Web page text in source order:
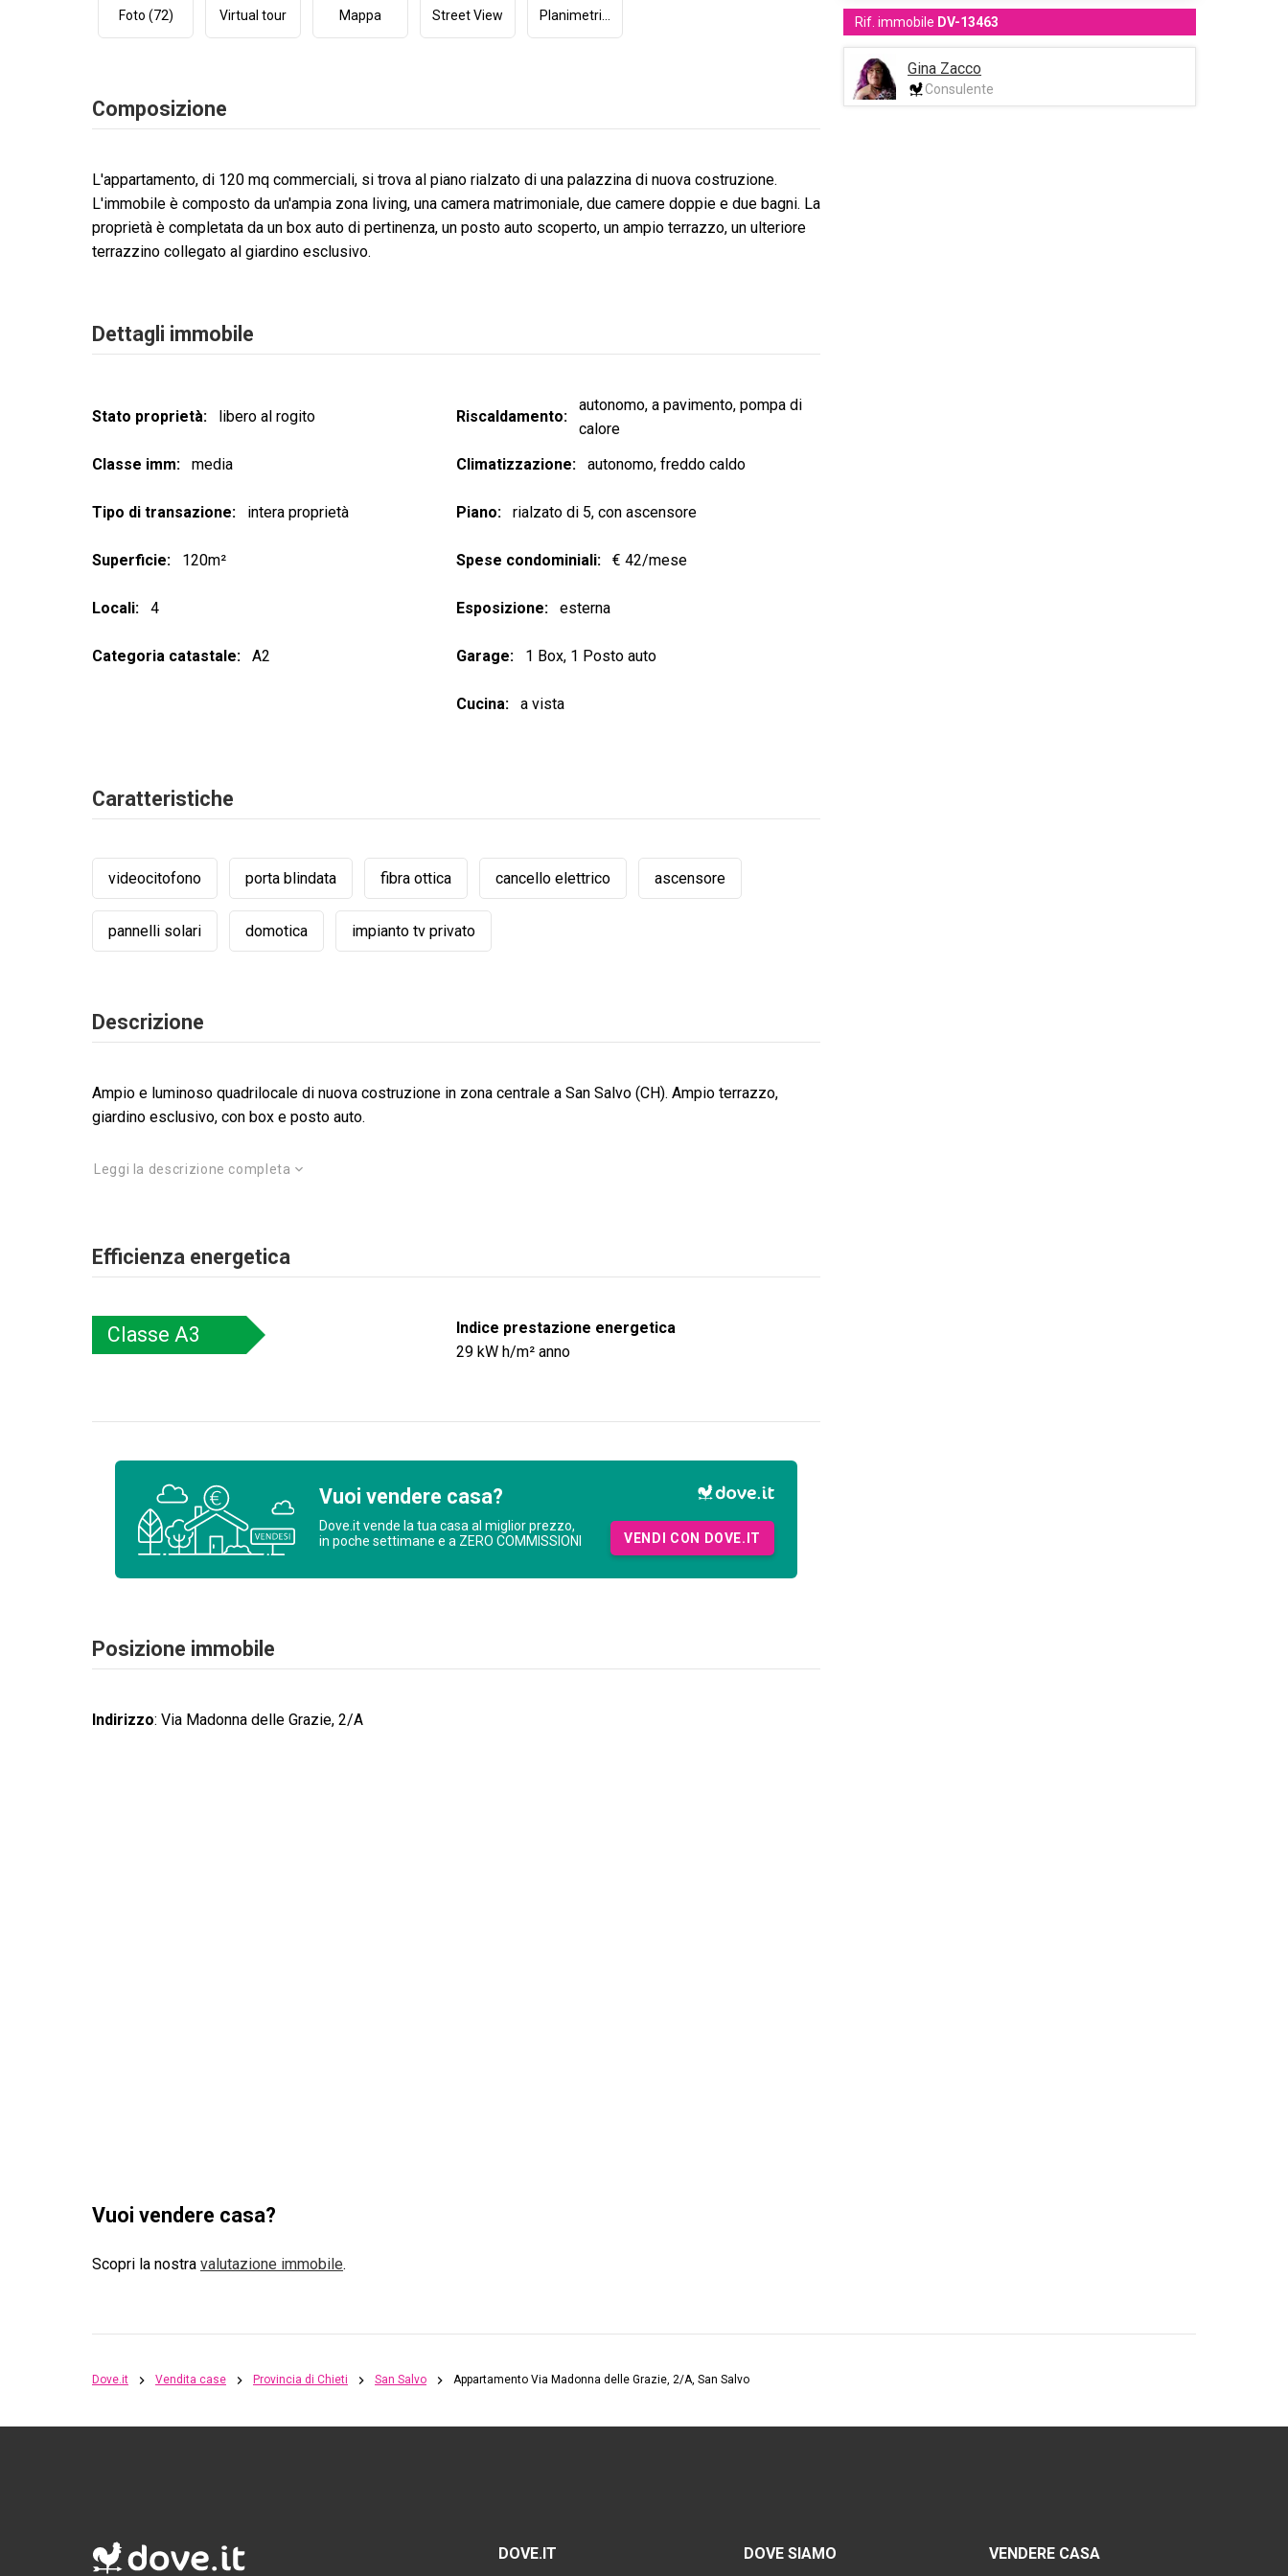
Foto (72) Virtual tour Mappa Street View Planimetria (4)
Composizione
L'appartamento, di 120 mq commerciali, si trova al piano rialzato di una palazzina di nuova costruzione.
L'immobile è composto da un'ampia zona living, una camera matrimoniale, due camere doppie e due bagni. La
proprietà è completata da un box auto di pertinenza, un posto auto scoperto, un ampio terrazzo, un ulteriore
terrazzino collegato al giardino esclusivo.
Dettagli immobile
Stato proprietà libero al rogito
Classe imm media
Tipo di transazione intera proprietà
Superficie 120m²
Locali 4
Categoria catastale A2
Riscaldamento
autonomo, a pavimento, pompa di
calore
Climatizzazione
autonomo, freddo caldo
Piano rialzato di 5, con ascensore
Spese condominiali € 42/mese
Esposizione esterna
Garage 1 Box, 1 Posto auto
Cucina a vista
Caratteristiche
videocitofono porta blindata fibra ottica cancello elettrico ascensore
pannelli solari domotica impianto tv privato
Descrizione
Ampio e luminoso quadrilocale di nuova costruzione in zona centrale a San Salvo (CH). Ampio terrazzo,
giardino esclusivo, con box e posto auto.
Leggi la descrizione completa
Efficienza energetica
Classe A3
Indice prestazione energetica
29 kW h/m² anno
Vuoi vendere casa?
Dove.it vende la tua casa al miglior prezzo,
in poche settimane e a ZERO COMMISSIONI
VENDI CON DOVE.IT
Posizione immobile
Indirizzo: Via Madonna delle Grazie, 2/A
Vuoi vendere casa?
Scopri la nostra valutazione immobile.
Rif. immobile DV-13463
Gina Zacco
Consulente
Dove.it Vendita case Provincia di Chieti San Salvo Appartamento Via Madonna delle Grazie, 2/A, San Salvo
DOVE.IT DOVE SIAMO VENDERE CASA